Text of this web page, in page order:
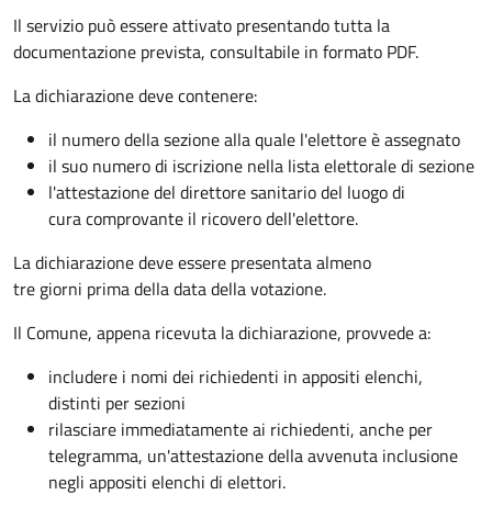
Il servizio può essere attivato presentando tutta la
documentazione prevista, consultabile in formato PDF.
La dichiarazione deve contenere:
il numero della sezione alla quale l'elettore è assegnato
il suo numero di iscrizione nella lista elettorale di sezione
l'attestazione del direttore sanitario del luogo di
cura comprovante il ricovero dell'elettore.
La dichiarazione deve essere presentata almeno
tre giorni prima della data della votazione.
Il Comune, appena ricevuta la dichiarazione, provvede a:
includere i nomi dei richiedenti in appositi elenchi,
distinti per sezioni
rilasciare immediatamente ai richiedenti, anche per
telegramma, un'attestazione della avvenuta inclusione
negli appositi elenchi di elettori.